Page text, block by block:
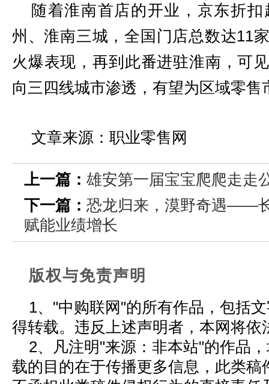
随着淮南首店的开业，京东折
州、淮南三城，全国门店总数达11
火爆表现，再到此番进驻淮南，可
向三四线城市渗透，有望为区域零
文章来源：职业零售网
上一篇： 雄安第一届宝宝爬爬走走
下一篇： 恐龙归来，漠野奇遇——
赋能业绩增长
版权与免责声明
1、"中购联网"的所有作品，包括
得转载。违反上述声明者，本网将依
2、凡注明"来源：非本站"的作品
载的目的在于传播更多信息，此类